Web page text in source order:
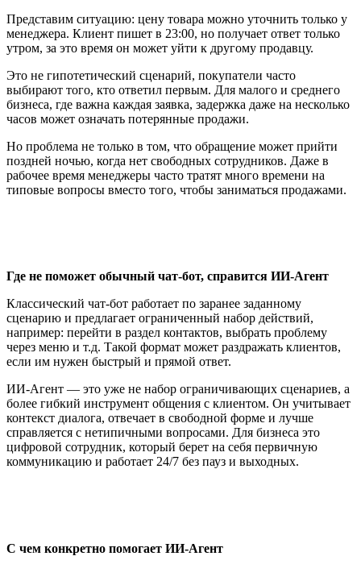
Представим ситуацию: цену товара можно уточнить только у
менеджера. Клиент пишет в 23:00, но получает ответ только
утром, за это время он может уйти к другому продавцу.
Это не гипотетический сценарий, покупатели часто
выбирают того, кто ответил первым. Для малого и среднего
бизнеса, где важна каждая заявка, задержка даже на несколько
часов может означать потерянные продажи.
Но проблема не только в том, что обращение может прийти
поздней ночью, когда нет свободных сотрудников. Даже в
рабочее время менеджеры часто тратят много времени на
типовые вопросы вместо того, чтобы заниматься продажами.
Где не поможет обычный чат-бот, справится ИИ-Агент
Классический чат-бот работает по заранее заданному
сценарию и предлагает ограниченный набор действий,
например: перейти в раздел контактов, выбрать проблему
через меню и т.д. Такой формат может раздражать клиентов,
если им нужен быстрый и прямой ответ.
ИИ-Агент — это уже не набор ограничивающих сценариев, а
более гибкий инструмент общения с клиентом. Он учитывает
контекст диалога, отвечает в свободной форме и лучше
справляется с нетипичными вопросами. Для бизнеса это
цифровой сотрудник, который берет на себя первичную
коммуникацию и работает 24/7 без пауз и выходных.
С чем конкретно помогает ИИ-Агент